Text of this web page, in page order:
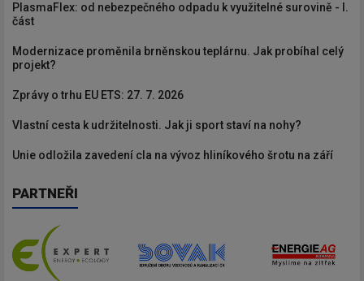
PlasmaFlex: od nebezpečného odpadu k využitelné surovině - I.
část
Modernizace proměnila brněnskou teplárnu. Jak probíhal celý
projekt?
Zprávy o trhu EU ETS: 27. 7. 2026
Vlastní cesta k udržitelnosti. Jak ji sport staví na nohy?
Unie odložila zavedení cla na vývoz hliníkového šrotu na září
PARTNEŘI